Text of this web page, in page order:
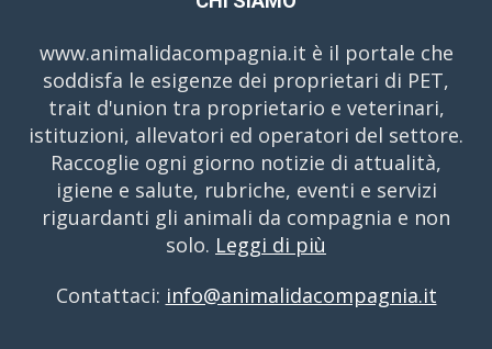
www.animalidacompagnia.it è il portale che
soddisfa le esigenze dei proprietari di PET,
trait d'union tra proprietario e veterinari,
istituzioni, allevatori ed operatori del settore.
Raccoglie ogni giorno notizie di attualità,
igiene e salute, rubriche, eventi e servizi
riguardanti gli animali da compagnia e non
solo. Leggi di più
Contattaci: info@animalidacompagnia.it